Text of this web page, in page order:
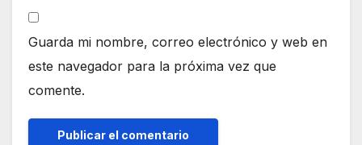
Guarda mi nombre, correo electrónico y web en
este navegador para la próxima vez que
comente.